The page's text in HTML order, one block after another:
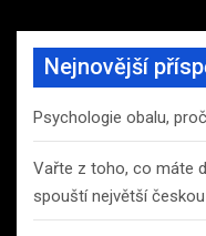
Nejnovější
Psychologie obalu,
Vařte z toho, co máte
spouští největší